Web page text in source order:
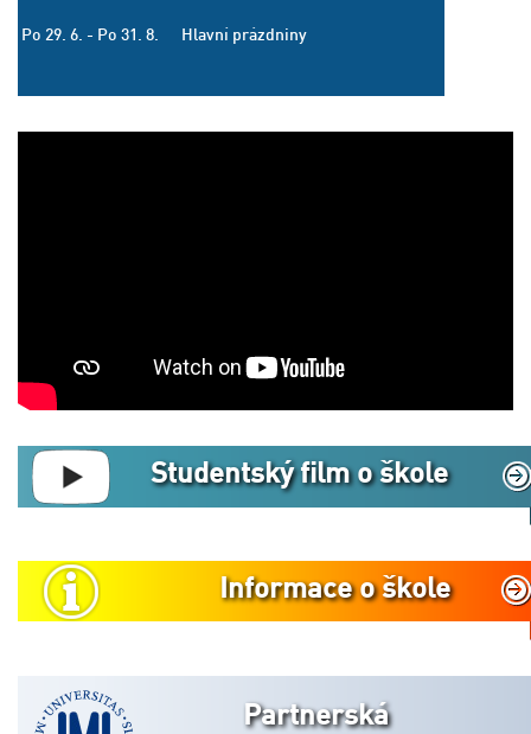
Po 29. 6. - Po 31. 8. Hlavní prázdniny
Studentský film o škole
Informace o škole
Partnerská